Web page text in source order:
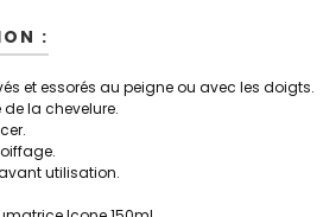
:
et essorés au peigne ou avec les doigts.
de la chevelure.
utilisation.